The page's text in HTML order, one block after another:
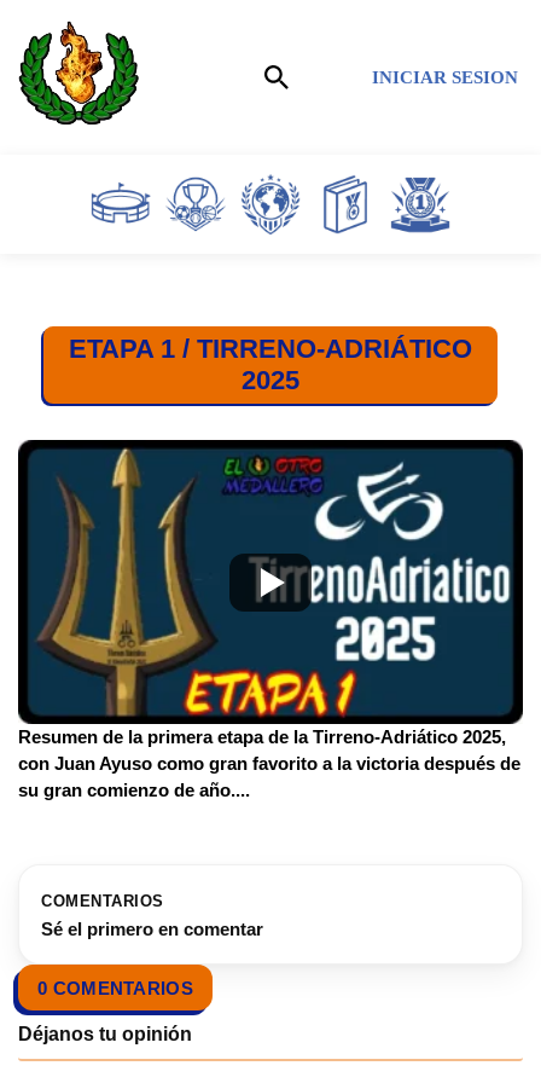
Saltar
al
contenido
INICIAR SESION
ETAPA 1 / TIRRENO-ADRIÁTICO
2025
Resumen de la primera etapa de la Tirreno-Adriático 2025,
con Juan Ayuso como gran favorito a la victoria después de
su gran comienzo de año....
COMENTARIOS
Sé el primero en comentar
0 COMENTARIOS